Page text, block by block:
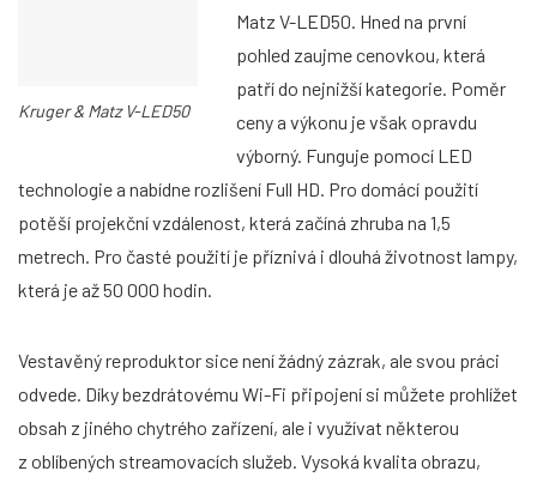
Kruger & Matz V-LED50
Matz V-LED50. Hned na první
pohled zaujme cenovkou, která
patří do nejnižší kategorie. Poměr
ceny a výkonu je však opravdu
výborný. Funguje pomocí LED
technologie a nabídne rozlišení Full HD. Pro domácí použití
potěší projekční vzdálenost, která začíná zhruba na 1,5
metrech. Pro časté použití je příznivá i dlouhá životnost lampy,
která je až 50 000 hodin.
Vestavěný reproduktor sice není žádný zázrak, ale svou práci
odvede. Díky bezdrátovému Wi-Fi připojení si můžete prohlížet
obsah z jiného chytrého zařízení, ale i využívat některou
z oblíbených streamovacích služeb. Vysoká kvalita obrazu,